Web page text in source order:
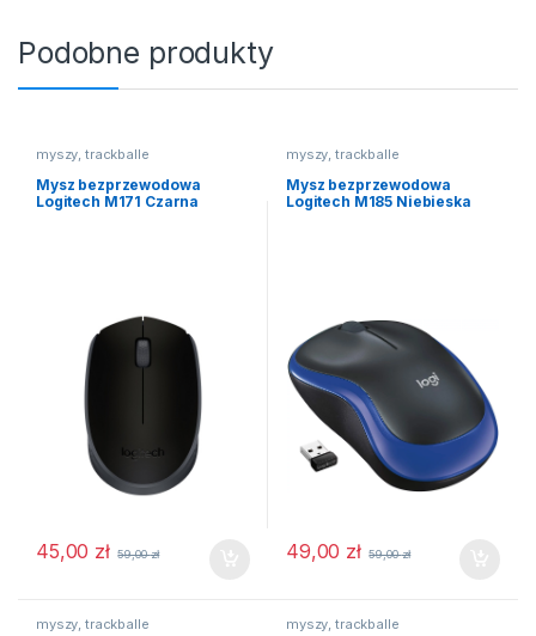
Podobne produkty
myszy, trackballe
Mysz bezprzewodowa
Logitech M171 Czarna
45,00 zł 59,00zł
myszy, trackballe
Mysz bezprzewodowa
Logitech M185 Niebieska
49,00 zł 59,00zł
myszy, trackballe myszy, trackballe